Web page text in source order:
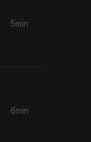
5min
6min